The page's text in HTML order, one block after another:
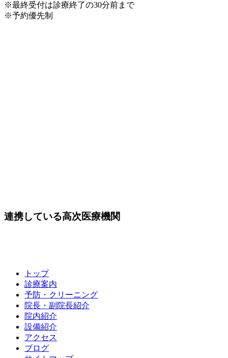
※最終受付は診療終了の30分前まで
※予約優先制
連携している高次医療機関
トップ
診療案内
予防・クリーニング
院長・副院長紹介
院内紹介
設備紹介
アクセス
ブログ